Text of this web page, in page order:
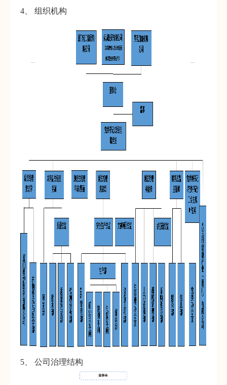
4、 组织机构
5、 公司治理结构